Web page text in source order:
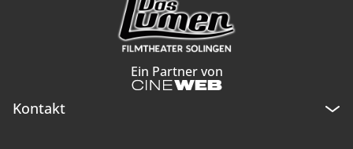
Ein Partner von
Kontakt